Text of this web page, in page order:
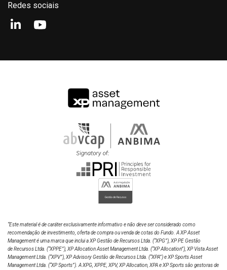
Redes sociais
“Este material é de caráter exclusivamente informativo e não deve ser considerado como
recomendação de investimento, oferta de compra ou venda de cotas do Fundo. A XP Asset
Management é uma marca que inclui a XP Gestão de Recursos Ltda. (“XPG”), XP PE Gestão
de Recursos Ltda. (“XPPE”), XP Allocation Asset Management Ltda. (“XP Allocation”), XP Vista Asset
Management Ltda. (“XPV”), XP Advisory Gestão de Recursos Ltda. (“XPA”) e XP Sports Asset
Management Ltda. (“XP Sports”). A XPG, XPPE, XPV, XP Allocation, XPA e XP Sports são gestoras de